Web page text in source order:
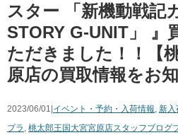
スター ​「新機動戦記
STORY ​G-UNIT」 』
ただきました！！【
原店の買取情報をお
2023/06/01|イベント・予約・入荷情報, 新入
プラ , 桃太郎王国大宮宮原店スタッフブログ